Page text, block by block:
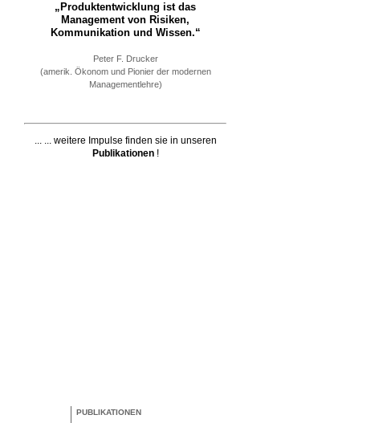
„Produktentwicklung ist das
Management von Risiken,
Kommunikation und Wissen.“
Peter F. Drucker
(amerik. Ökonom und Pionier der modernen
Managementlehre)
... ... weitere Impulse finden sie in unseren
Publikationen!
PUBLIKATIONEN